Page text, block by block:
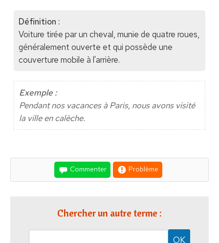
Définition :
Voiture tirée par un cheval, munie de quatre roues,
généralement ouverte et qui possède une
couverture mobile à l'arrière.
Exemple :
Pendant nos vacances à Paris, nous avons visité
la ville en calèche.
Commenter Problème
Chercher un autre terme :